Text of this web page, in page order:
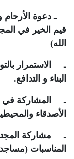
ـ دعوة الأرحام
قيم الخير في
الله)
ـ الاستمرار
البناء و التدافع.
ـ المشاركة في
الأصدقاء
ـ مشاركة
المناسبات